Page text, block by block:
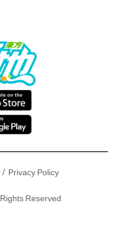
/ Privacy Policy
Reserved